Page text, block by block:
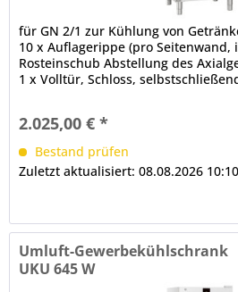
für GN 2/1 zur Kühlung von
10 x Auflagerippe (pro
Rosteinschub Abstellung des
1 x Volltür, Schloss,
2.025,00 € *
Bestand prüfen
Zuletzt aktualisiert: 08.08.2026 10:10
Umluft-Gewerbekühlschrank
UKU 645 W